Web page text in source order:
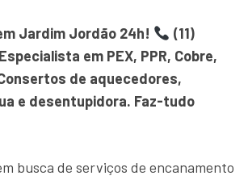
Jardim Jordão 24h!
(11)
em PEX, PPR, Cobre,
de aquecedores,
e desentupidora. Faz-tudo
busca de serviços de encanamento